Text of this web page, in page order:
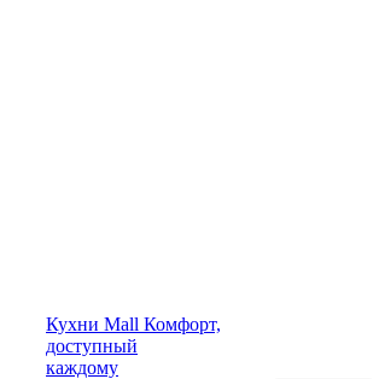
Кухни Mall Комфорт,
доступный
каждому